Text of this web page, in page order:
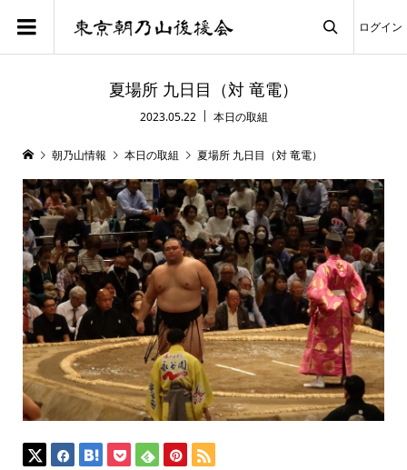
ログイン
夏場所 九日目（対 竜電）
2023.05.22 本日の取組
朝乃山情報 本日の取組 夏場所 九日目（対 竜電）